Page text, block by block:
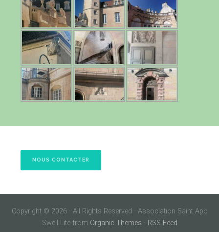
NOUS CONTACTER
Copyright © 2026 · All Rights Reserved · Association Saint Apo
Swell Lite from Organic Themes · RSS Feed